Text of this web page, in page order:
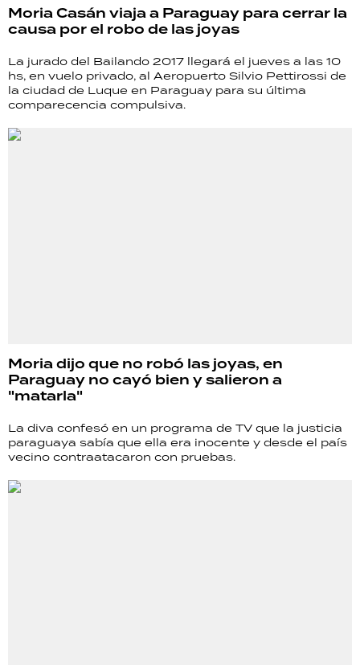
Moria Casán viaja a Paraguay para cerrar la
causa por el robo de las joyas
La jurado del Bailando 2017 llegará el jueves a las 10
hs, en vuelo privado, al Aeropuerto Silvio Pettirossi de
la ciudad de Luque en Paraguay para su última
comparecencia compulsiva.
Moria dijo que no robó las joyas, en
Paraguay no cayó bien y salieron a
"matarla"
La diva confesó en un programa de TV que la justicia
paraguaya sabía que ella era inocente y desde el país
vecino contraatacaron con pruebas.